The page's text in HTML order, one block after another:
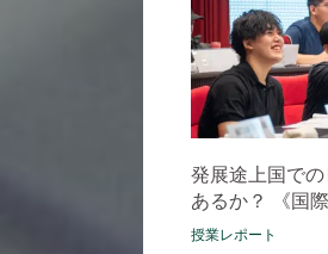
発展途上国で
あるか？ 《国
授業レポート